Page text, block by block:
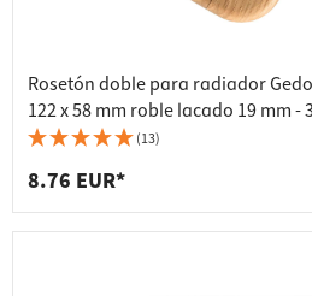
Rosetón doble para radiador
122 x 58 mm roble lacado 19 mm -
(13)
8.76 EUR*